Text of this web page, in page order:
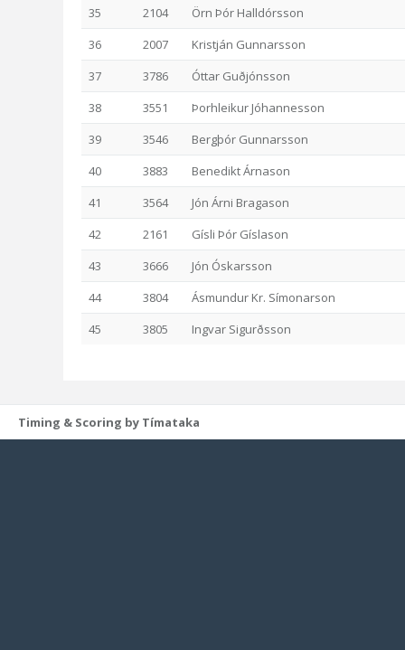
35
2104
Örn Þór Halldórsson
36
2007
Kristján Gunnarsson
37
3786
Óttar Guðjónsson
38
3551
Þorhleikur Jóhannesson
39
3546
Bergþór Gunnarsson
40
3883
Benedikt Árnason
41
3564
Jón Árni Bragason
42
2161
Gísli Þór Gíslason
43
3666
Jón Óskarsson
44
3804
Ásmundur Kr. Símonarson
45
3805 Ingvar Sigurðsson
Timing & Scoring by Tímataka